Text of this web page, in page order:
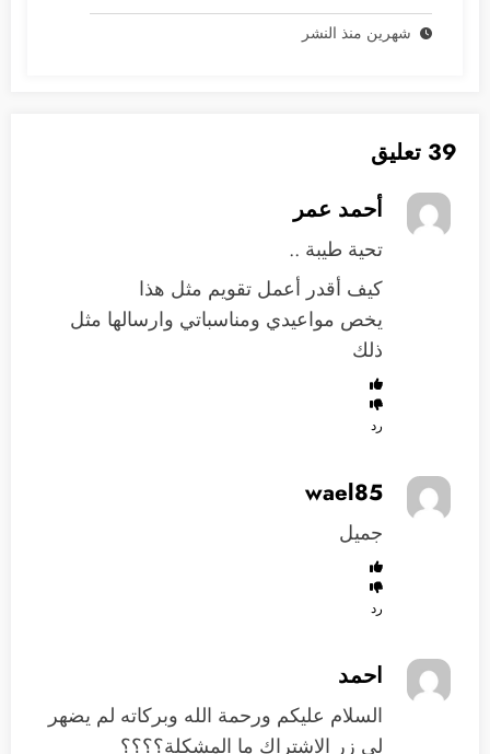
شهرين منذ النشر
39 تعليق
أحمد عمر
تحية طيبة ..
كيف أقدر أعمل تقويم مثل هذا
يخص مواعيدي ومناسباتي وارسالها مثل
ذلك
رد
wael85
جميل
رد
احمد
السلام عليكم ورحمة الله وبركاته لم يضهر
لي زر الاشتراك ما المشكلة؟؟؟؟